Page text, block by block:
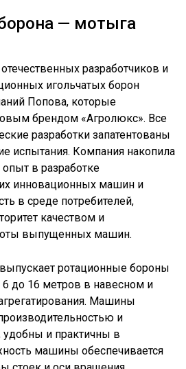
— мотыга
разработчиков и
игольчатых борон
Попова, которые
брендом «Агролюкс». Все
разработки запатентованы
испытания. Компания накопила
в разработке
инновационных машин и
в среде потребителей,
качеством и
выпущенных машин.
ротационные бороны
6 до 16 метров в навесном и
Машины
и
удобны и практичны в
машины обеспечивается